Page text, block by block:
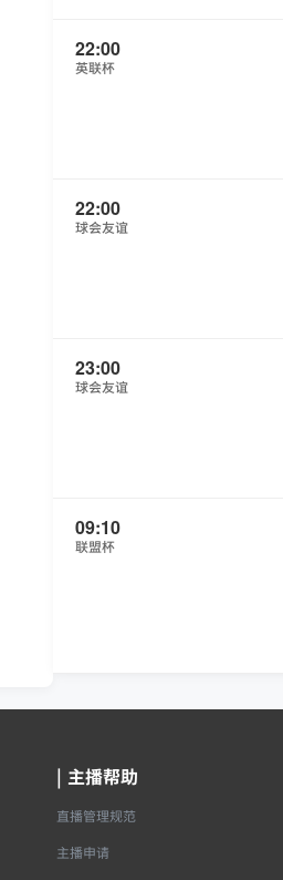
22:00
英联杯
22:00
球会友谊
23:00
球会友谊
09:10
联盟杯
| 主播帮助
直播管理规范
主播申请